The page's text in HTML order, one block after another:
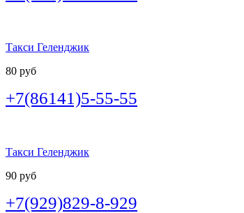
Такси Геленджик
80 руб
+7(86141)5-55-55
Такси Геленджик
90 руб
+7(929)829-8-929